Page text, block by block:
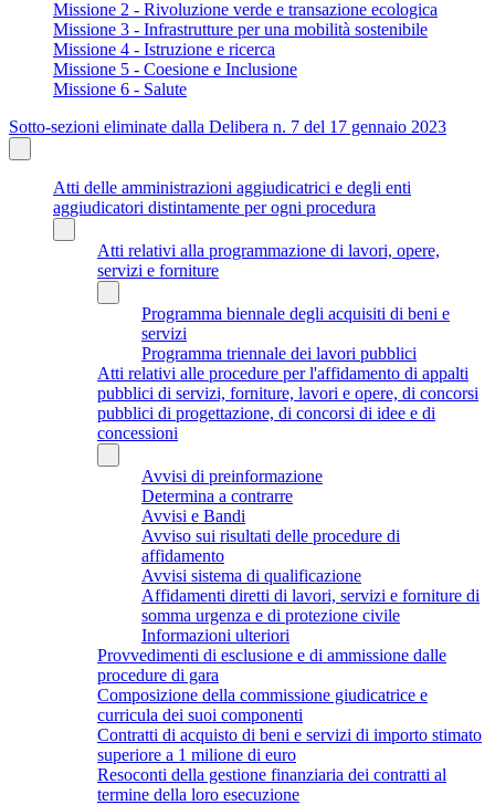
Missione 2 - Rivoluzione verde e transazione ecologica
Missione 3 - Infrastrutture per una mobilità sostenibile
Missione 4 - Istruzione e ricerca
Missione 5 - Coesione e Inclusione
Missione 6 - Salute
Sotto-sezioni eliminate dalla Delibera n. 7 del 17 gennaio 2023
Atti delle amministrazioni aggiudicatrici e degli enti
aggiudicatori distintamente per ogni procedura
Atti relativi alla programmazione di lavori, opere,
servizi e forniture
Programma biennale degli acquisiti di beni e
servizi
Programma triennale dei lavori pubblici
Atti relativi alle procedure per l'affidamento di appalti
pubblici di servizi, forniture, lavori e opere, di concorsi
pubblici di progettazione, di concorsi di idee e di
concessioni
Avvisi di preinformazione
Determina a contrarre
Avvisi e Bandi
Avviso sui risultati delle procedure di
affidamento
Avvisi sistema di qualificazione
Affidamenti diretti di lavori, servizi e forniture di
somma urgenza e di protezione civile
Informazioni ulteriori
Provvedimenti di esclusione e di ammissione dalle
procedure di gara
Composizione della commissione giudicatrice e
curricula dei suoi componenti
Contratti di acquisto di beni e servizi di importo stimato
superiore a 1 milione di euro
Resoconti della gestione finanziaria dei contratti al
termine della loro esecuzione